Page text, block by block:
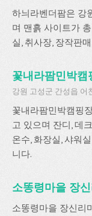
하늬라벤더팜은 강
며 맨흙 사이트가
실, 취사장, 장작판
꽃내라팜민박캠
강원 고성군 간성읍 어
꽃내라팜민박캠핑
고 있으며 잔디, 데
온수, 화장실, 샤워
니다.
소똥령마을 장
소똥령마을 장신리